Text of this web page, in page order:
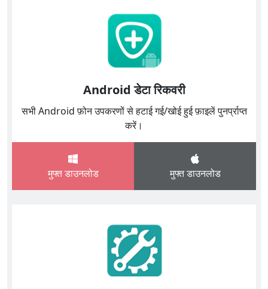
Android डेटा रिकवरी
सभी Android फ़ोन उपकरणों से हटाई गई/खोई हुई फ़ाइलें पुनर्प्राप्त
करें।
मुफ्त डाउनलोड मुफ्त डाउनलोड